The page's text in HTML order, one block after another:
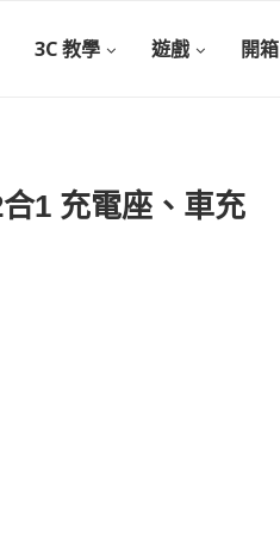
3C 教學 遊戲 開箱
1 充電座、車充